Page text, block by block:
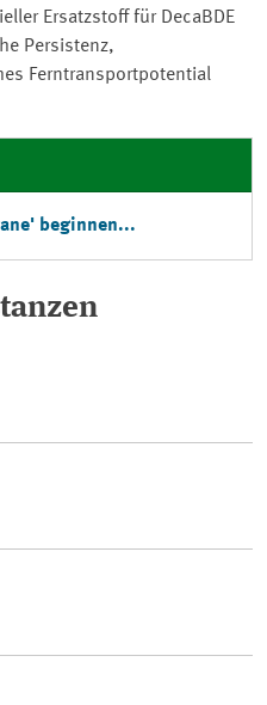
Ersatzstoff für DecaBDE
Persistenz,
Ferntransportpotential
beginnen...